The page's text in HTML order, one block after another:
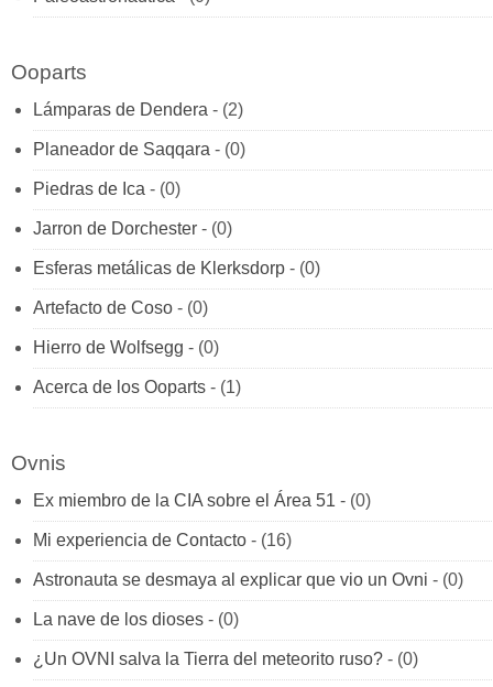
Ooparts
Lámparas de Dendera - (2)
Planeador de Saqqara - (0)
Piedras de Ica - (0)
Jarron de Dorchester - (0)
Esferas metálicas de Klerksdorp - (0)
Artefacto de Coso - (0)
Hierro de Wolfsegg - (0)
Acerca de los Ooparts - (1)
Ovnis
Ex miembro de la CIA sobre el Área 51 - (0)
Mi experiencia de Contacto - (16)
Astronauta se desmaya al explicar que vio un Ovni - (0)
La nave de los dioses - (0)
¿Un OVNI salva la Tierra del meteorito ruso? - (0)